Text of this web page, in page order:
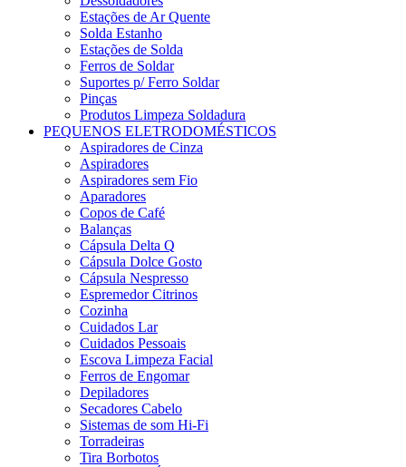
Estações de Ar Quente
Solda Estanho
Estações de Solda
Ferros de Soldar
Suportes p/ Ferro Soldar
Pinças
Produtos Limpeza Soldadura
PEQUENOS ELETRODOMÉSTICOS
Aspiradores de Cinza
Aspiradores
Aspiradores sem Fio
Aparadores
Copos de Café
Balanças
Cápsula Delta Q
Cápsula Dolce Gosto
Cápsula Nespresso
Espremedor Citrinos
Cozinha
Cuidados Lar
Cuidados Pessoais
Escova Limpeza Facial
Ferros de Engomar
Depiladores
Secadores Cabelo
Sistemas de som Hi-Fi
Torradeiras
Tira Borbotos